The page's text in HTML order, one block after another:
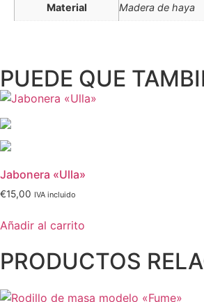
Material Madera de haya
PUEDE QUE
Jabonera «Ulla»
€15,00 IVA incluido
Añadir al carrito
PRODUCTOS